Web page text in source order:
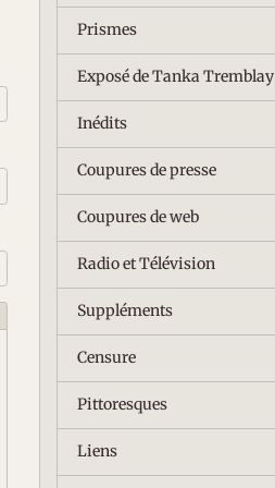
Prismes
Exposé de Tanka Tremblay
Inédits
Coupures de presse
Coupures de web
Radio et Télévision
Suppléments
Censure
Pittoresques
Liens